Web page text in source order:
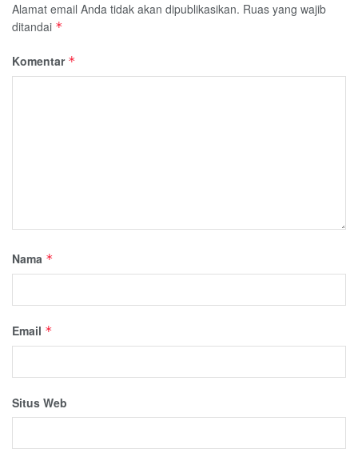
Alamat email Anda tidak akan dipublikasikan. Ruas yang wajib
ditandai *
Komentar *
Nama *
Email *
Situs Web